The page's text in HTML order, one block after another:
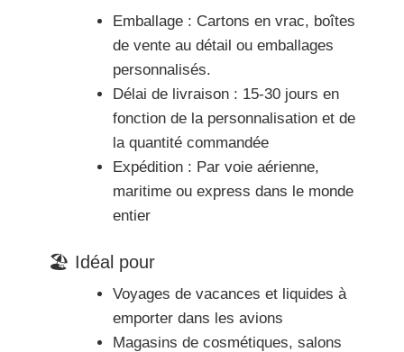
Emballage : Cartons en vrac, boîtes
de vente au détail ou emballages
personnalisés.
Délai de livraison : 15-30 jours en
fonction de la personnalisation et de
la quantité commandée
Expédition : Par voie aérienne,
maritime ou express dans le monde
entier
🏖 Idéal pour
Voyages de vacances et liquides à
emporter dans les avions
Magasins de cosmétiques, salons